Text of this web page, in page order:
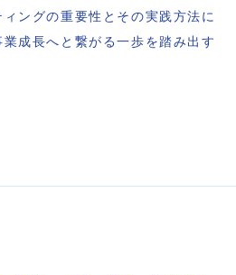
ングの重要性とその実践方法に
成長へと繋がる一歩を踏み出す